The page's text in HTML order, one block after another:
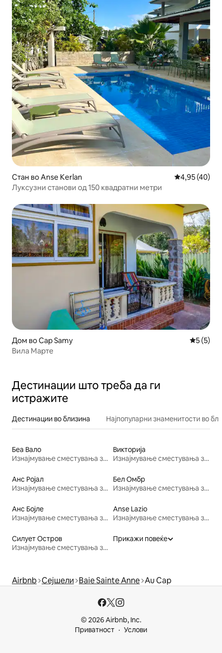
Стан во Anse Kerlan Просечна
4,95 (40)
Луксузни станови од 150 квадратни метри
Дом во Cap Samy
5 (5)
Вила Марте
Дестинации што треба да ги
истражите
Дестинации во близина Најпопуларни знаменитости во
Беа Вало
Изнајмување сместувања за одмор
Викторија
Изнајмување сместувања за одмор
Анс Ројал
Изнајмување сместувања за одмор
Бел Омбр
Изнајмување сместувања за одмор
Анс Бојле
Изнајмување сместувања за одмор
Anse Lazio
Изнајмување сместувања за одмор
Силует Остров
Изнајмување сместувања за одмор
Прикажи повеќе
Airbnb Сејшели Baie Sainte Anne Au Cap
© 2026 Airbnb, Inc.
Приватност
Услови